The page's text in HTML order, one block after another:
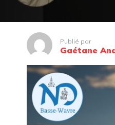
Publié par
Gaétane